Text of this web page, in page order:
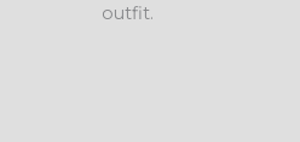
outfit.